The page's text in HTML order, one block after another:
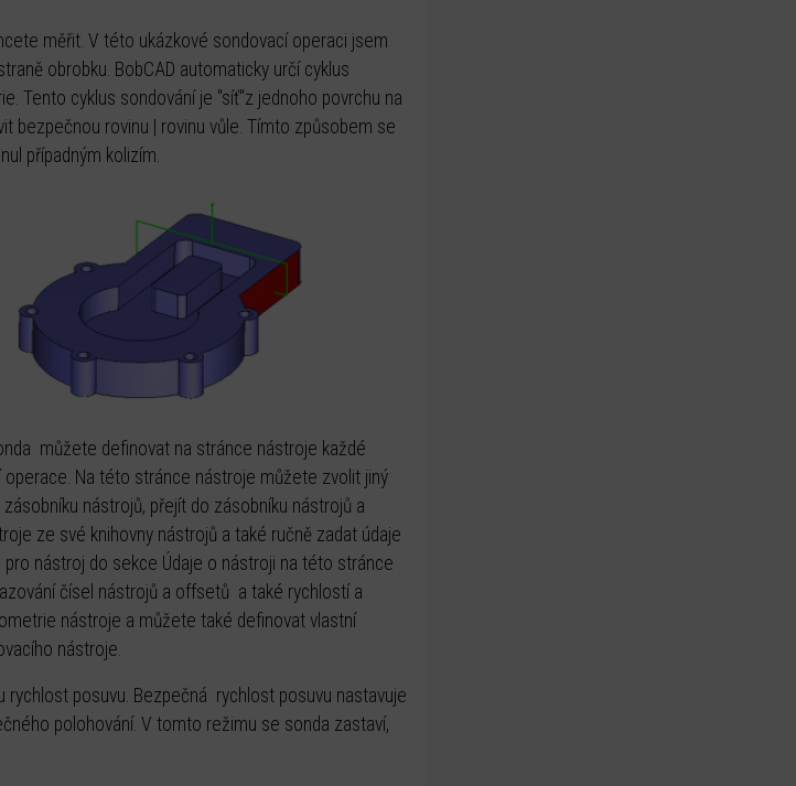
měřit. V této ukázkové sondovací operaci jsem
obrobku. BobCAD automaticky určí cyklus
Tento cyklus sondování je "síť"z jednoho povrchu na
bezpečnou rovinu | rovinu vůle. Tímto způsobem se
případným kolizím.
můžete definovat na stránce nástroje každé
operace. Na této stránce nástroje můžete zvolit jiný
nástrojů, přejít do zásobníku nástrojů a
ze své knihovny nástrojů a také ručně zadat údaje
pro nástroj do sekce Údaje o nástroji na této stránce
čísel nástrojů a offsetů a také rychlostí a
nástroje a můžete také definovat vlastní
nástroje.
posuvu. Bezpečná rychlost posuvu nastavuje
polohování. V tomto režimu se sonda zastaví,